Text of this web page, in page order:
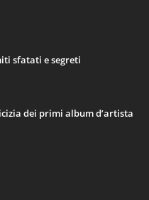
sfatati e segreti
dei primi album d’artista